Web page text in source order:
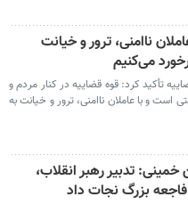
ناامنی، ترور و خیانت
می‌کنیم
تأکید کرد: قوه قضاییه در کنار مردم و
است و با عاملان ناامنی، ترور و خیانت به
تدبیر رهبر انقلاب،
فاجعه بزرگ نجات داد